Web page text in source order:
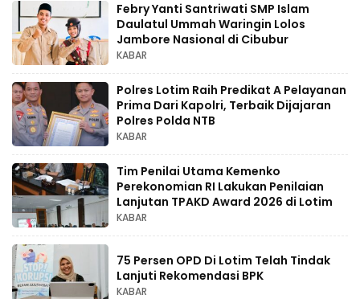
Febry Yanti Santriwati SMP Islam
Daulatul Ummah Waringin Lolos
Jambore Nasional di Cibubur
KABAR
Polres Lotim Raih Predikat A Pelayanan
Prima Dari Kapolri, Terbaik Dijajaran
Polres Polda NTB
KABAR
Tim Penilai Utama Kemenko
Perekonomian RI Lakukan Penilaian
Lanjutan TPAKD Award 2026 di Lotim
KABAR
75 Persen OPD Di Lotim Telah Tindak
Lanjuti Rekomendasi BPK
KABAR